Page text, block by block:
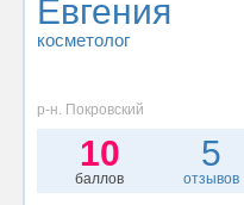
Евгения
косметолог
р-н. Покровский
10
баллов
5
отзывов